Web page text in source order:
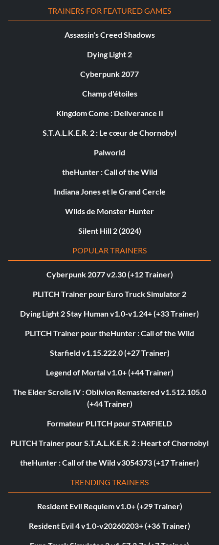
TRAINERS FOR FEATURED GAMES
Assassin's Creed Shadows
Dying Light 2
Cyberpunk 2077
Champ d'étoiles
Kingdom Come : Deliverance II
S.T.A.L.K.E.R. 2 : Le cœur de Chornobyl
Palworld
theHunter : Call of the Wild
Indiana Jones et le Grand Cercle
Wilds de Monster Hunter
Silent Hill 2 (2024)
POPULAR TRAINERS
Cyberpunk 2077 v2.30 (+12 Trainer)
PLITCH Trainer pour Euro Truck Simulator 2
Dying Light 2 Stay Human v1.0-v1.24+ (+33 Trainer)
PLITCH Trainer pour theHunter : Call of the Wild
Starfield v1.15.222.0 (+27 Trainer)
Legend of Mortal v1.0+ (+44 Trainer)
The Elder Scrolls IV : Oblivion Remastered v1.512.105.0
(+44 Trainer)
Formateur PLITCH pour STARFIELD
PLITCH Trainer pour S.T.A.L.K.E.R. 2 : Heart of Chornobyl
theHunter : Call of the Wild v3054373 (+17 Trainer)
TRENDING TRAINERS
Resident Evil Requiem v1.0+ (+29 Trainer)
Resident Evil 4 v1.0-v20260203+ (+36 Trainer)